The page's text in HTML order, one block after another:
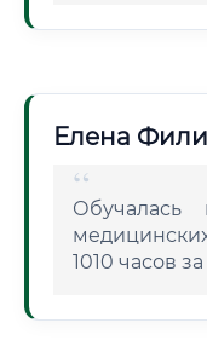
Елена
Обучалась
1010 часов